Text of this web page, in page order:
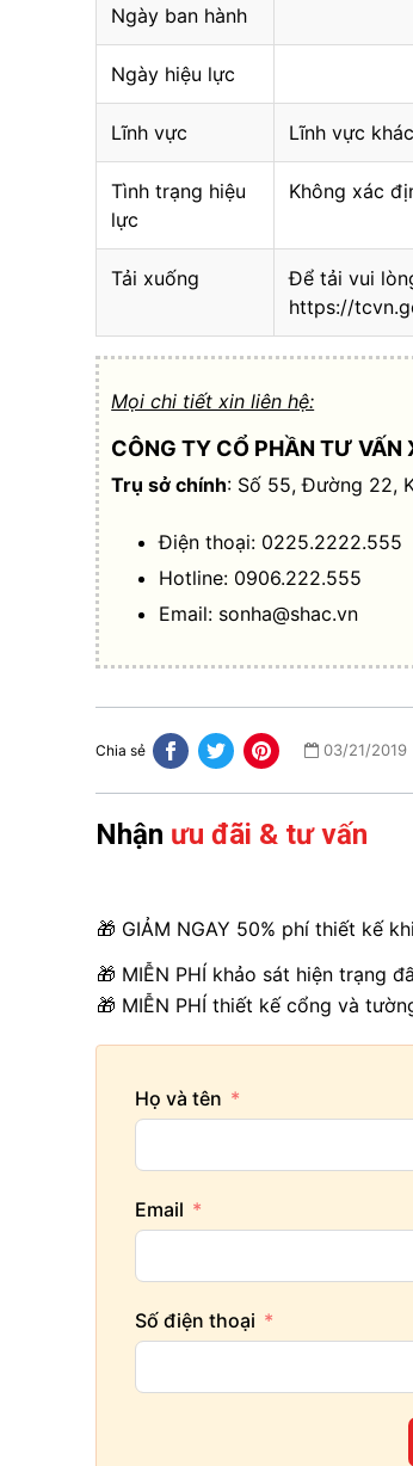
Ngày ban hành
Ngày hiệu lực
Lĩnh vực Lĩnh vực khác
Tình trạng hiệu
lực
Không xác
Tải xuống
Để tải vui
https://
Mọi chi tiết xin liên hệ:
CÔNG TY CỔ PHẦN TƯ
Trụ sở chính: Số 55, Đường 22,
Điện thoại: 0225.2222.555
Hotline: 0906.222.555
Email: sonha@shac.vn
Chia sẻ 03/21/2019
Nhận ưu đãi & tư vấn
🎁 GIẢM NGAY 50% phí thiết kế
🎁 MIỄN PHÍ khảo sát hiện trạng
🎁 MIỄN PHÍ thiết kế cổng và
Họ và tên
Email
Số điện thoại